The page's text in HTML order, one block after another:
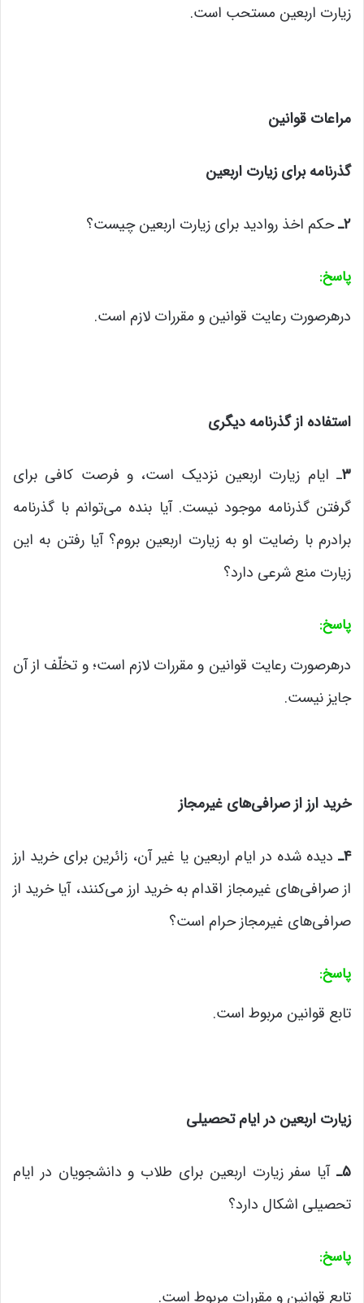
زیارت اربعین مستحب است.
مراعات قوانین
گذرنامه برای زیارت اربعین
۲ـحکم اخذ روادید برای زیارت اربعین چیست؟
پاسخ:
درهرصورت رعایت قوانین و مقررات لازم است.
استفاده از گذرنامه دیگری
۳ـ ایام زیارت اربعین نزدیک است، و فرصت کافی برای
گرفتن گذرنامه موجود نیست. آیا بنده می‌توانم با گذرنامه
برادرم با رضایت او به زیارت اربعین بروم؟ آیا رفتن به این
زیارت منع شرعی دارد؟
پاسخ:
درهرصورت رعایت قوانین و مقررات لازم است؛ و تخلّف از آن
جایز نیست.
خرید ارز از صرافی‌های غیرمجاز
۴ـ دیده شده در ایام اربعین یا غیر آن، زائرین برای خرید ارز
از صرافی‌های غیرمجاز اقدام به خرید ارز می‌کنند، آیا خرید از
صرافی‌های غیرمجاز حرام است؟
پاسخ:
تابع قوانین مربوط است.
زیارت اربعین در ایام تحصیلی
۵ـ آیا سفر زیارت اربعین برای طلاب و دانشجویان در ایام
تحصیلی اشکال دارد؟
پاسخ:
تابع قوانین و مقررات مربوط است.